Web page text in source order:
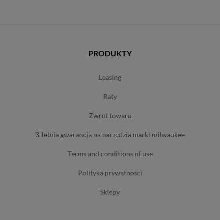
PRODUKTY
leasing
raty
zwrot towaru
3-letnia gwarancja na narzędzia marki milwaukee
terms and conditions of use
polityka prywatności
sklepy